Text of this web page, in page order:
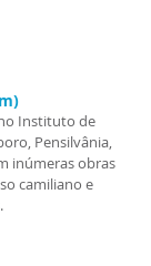
Instituto de
Pensilvânia,
inúmeras obras
camiliano e